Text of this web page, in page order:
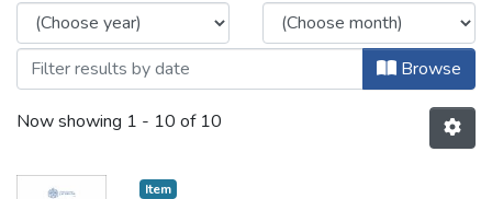
Browse
Now showing 1 - 10 of 10
Item